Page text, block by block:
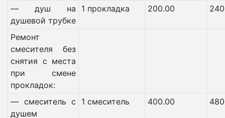
— душ на
душевой трубке
1 прокладка 200.00
Ремонт
смесителя без
снятия с места
при смене
прокладок:
— смеситель с
душем
1 смеситель 400.00